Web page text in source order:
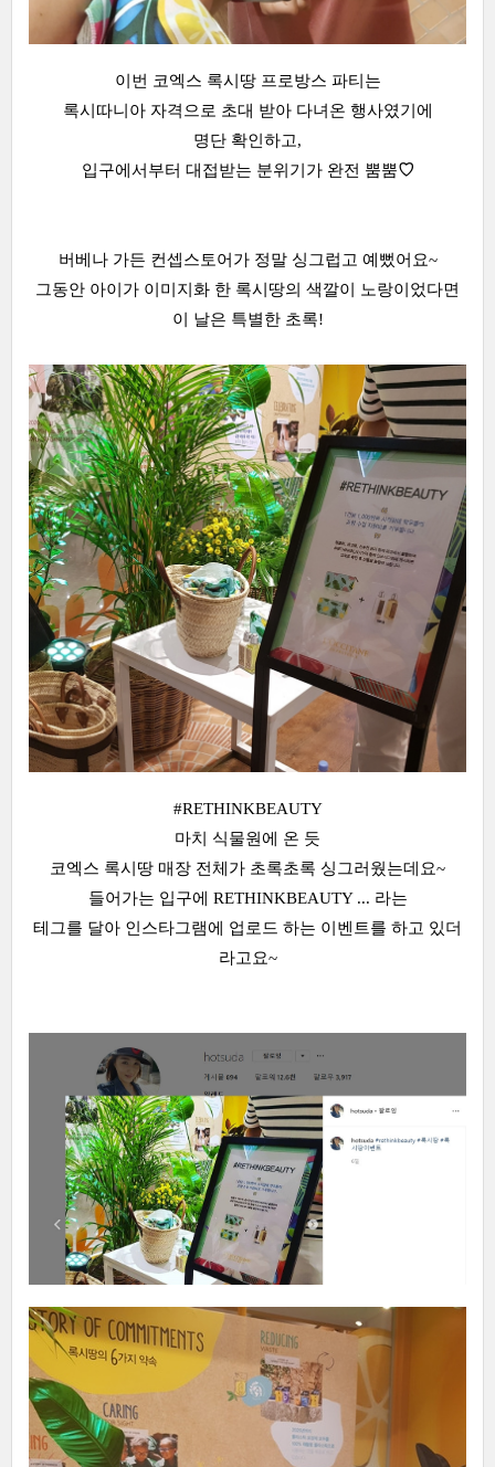
이번 코엑스 록시땅 프로방스 파티는
록시따니아 자격으로 초대 받아 다녀온 행사였기에
명단 확인하고,
입구에서부터 대접받는 분위기가 완전 뿜뿜♡
버베나 가든 컨셉스토어가 정말 싱그럽고 예뻤어요~
그동안 아이가 이미지화 한 록시땅의 색깔이 노랑이었다면
이 날은 특별한 초록!
#RETHINKBEAUTY
마치 식물원에 온 듯
코엑스 록시땅 매장 전체가 초록초록 싱그러웠는데요~
들어가는 입구에 RETHINKBEAUTY ... 라는
테그를 달아 인스타그램에 업로드 하는 이벤트를 하고 있더
라고요~